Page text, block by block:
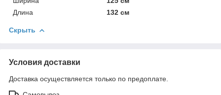
Длина
132 см
Скрыть
Условия доставки
Доставка осуществляется только по предоплате.